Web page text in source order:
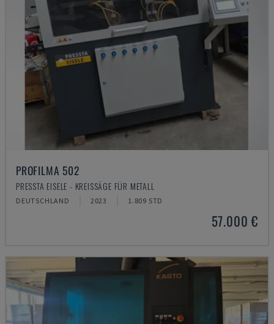
PROFILMA 502
PRESSTA EISELE - KREISSÄGE FÜR METALL
DEUTSCHLAND 2023 1.809 STD
57.000 €